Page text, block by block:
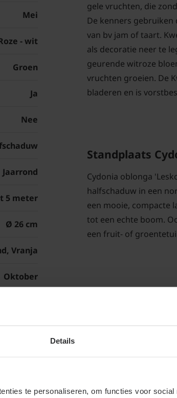
Details
te personaliseren, om functies voor social
Mei
- wit
Groen
Ja
Nee
Jaarrond
5 meter
Ø 26 cm
Vranja
Oktober
gele vruchten, die
De kenners gebruiken
van bv jam of taart.
als decoratie neer te
geurende witroze
vruchten groeien. De
bladeren en is
Standplaats
Cydonia oblonga
halfschaduw in een
een mooie, compacte
tot een echte boom.
een fruit- of
Cydonia
Verwijder bij de